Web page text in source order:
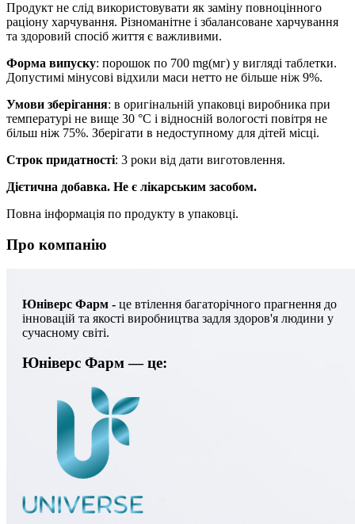
Продукт не слід використовувати як заміну повноцінного
раціону харчування. Різноманітне і збалансоване харчування
та здоровий спосіб життя є важливими.
Форма випуску: порошок по 700 mg(мг) у вигляді таблетки.
Допустимі мінусові відхили маси нетто не більше ніж 9%.
Умови зберігання: в оригінальній упаковці виробника при
температурі не вище 30 °С і відносній вологості повітря не
більш ніж 75%. Зберігати в недоступному для дітей місці.
Строк придатності: 3 роки від дати виготовлення.
Дієтична добавка. Не є лікарським засобом.
Повна інформація по продукту в упаковці.
Про компанію
Юніверс Фарм - це втілення багаторічного прагнення до
інновацій та якості виробництва задля здоров'я людини у
сучасному світі.
Юніверс Фарм — це: